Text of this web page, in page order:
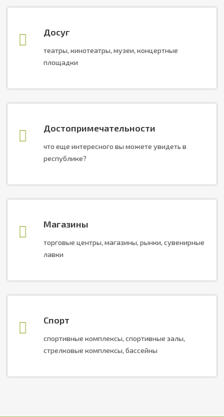
Досуг
театры, кинотеатры, музеи, концертные
площадки
Достопримечательности
что еще интересного вы можете увидеть в
республике?
Магазины
торговые центры, магазины, рынки, сувенирные
лавки
Спорт
спортивные комплексы, спортивные залы,
стрелковые комплексы, бассейны